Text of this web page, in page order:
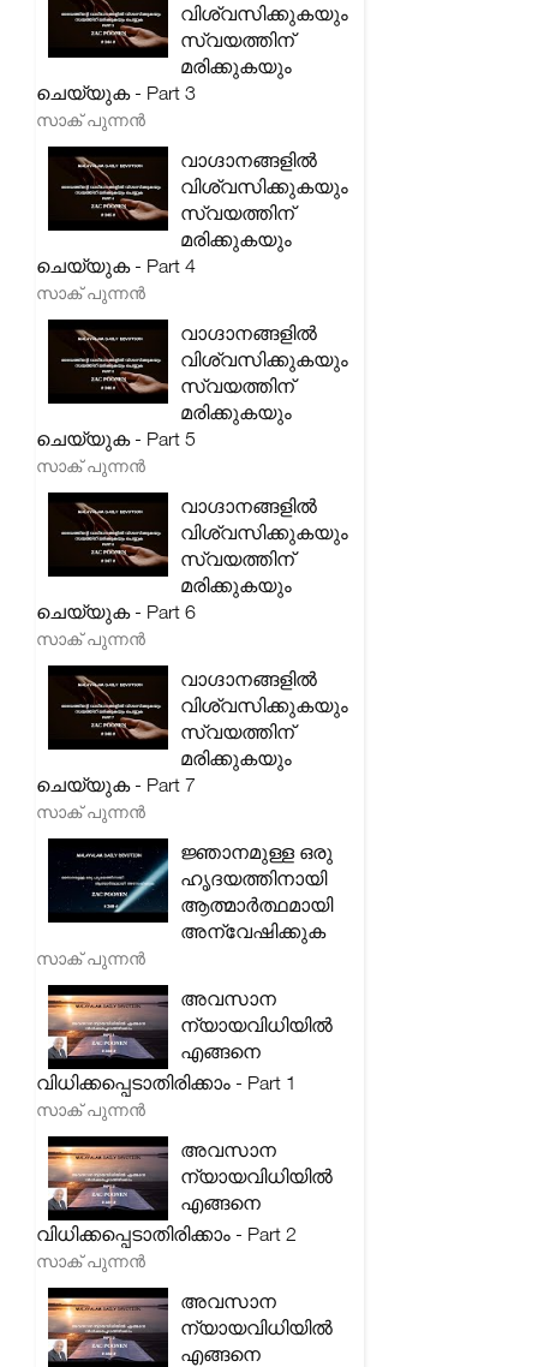
വിശ്വസിക്കുകയും
സ്വയത്തിന്
മരിക്കുകയും
ചെയ്യുക - Part 3
സാക് പുന്നൻ
വാഗ്ദാനങ്ങളിൽ
വിശ്വസിക്കുകയും
സ്വയത്തിന്
മരിക്കുകയും
ചെയ്യുക - Part 4
സാക് പുന്നൻ
വാഗ്ദാനങ്ങളിൽ
വിശ്വസിക്കുകയും
സ്വയത്തിന്
മരിക്കുകയും
ചെയ്യുക - Part 5
സാക് പുന്നൻ
വാഗ്ദാനങ്ങളിൽ
വിശ്വസിക്കുകയും
സ്വയത്തിന്
മരിക്കുകയും
ചെയ്യുക - Part 6
സാക് പുന്നൻ
വാഗ്ദാനങ്ങളിൽ
വിശ്വസിക്കുകയും
സ്വയത്തിന്
മരിക്കുകയും
ചെയ്യുക - Part 7
സാക് പുന്നൻ
ജ്ഞാനമുള്ള ഒരു
ഹൃദയത്തിനായി
ആത്മാർത്ഥമായി
അന്വേഷിക്കുക
സാക് പുന്നൻ
അവസാന
ന്യായവിധിയിൽ
എങ്ങനെ
വിധിക്കപ്പെടാതിരിക്കാം - Part 1
സാക് പുന്നൻ
അവസാന
ന്യായവിധിയിൽ
എങ്ങനെ
വിധിക്കപ്പെടാതിരിക്കാം - Part 2
സാക് പുന്നൻ
അവസാന
ന്യായവിധിയിൽ
എങ്ങനെ